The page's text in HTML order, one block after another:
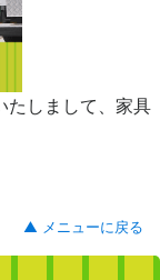
たしまして、家具
▲ メニューに戻る